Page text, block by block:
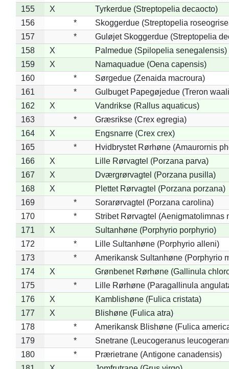
155
X
Tyrkerdue (Streptopelia decaocto)
156
*
Skoggerdue (Streptopelia
157
*
Guløjet Skoggerdue (Streptopelia
158
X
Palmedue (Spilopelia senegalensis)
159
X
Namaquadue (Oena capensis)
160
*
Sørgedue (Zenaida macroura)
161
*
Gulbuget Papegøjedue (Treron
162
X
Vandrikse (Rallus aquaticus)
163
*
Græsrikse (Crex egregia)
164
X
Engsnarre (Crex crex)
165
*
Hvidbrystet Rørhøne (Amaurornis
166
X
Lille Rørvagtel (Porzana parva)
167
X
Dværgrørvagtel (Porzana pusilla)
168
X
Plettet Rørvagtel (Porzana porzana)
169
*
Sorarørvagtel (Porzana carolina)
170
*
Stribet Rørvagtel (Aenigmatolimnas
171
X
Sultanhøne (Porphyrio porphyrio)
172
*
Lille Sultanhøne (Porphyrio alleni)
173
*
Amerikansk Sultanhøne (Porphyrio
174
X
Grønbenet Rørhøne (Gallinula
175
*
Lille Rørhøne (Paragallinula
176
X
Kamblishøne (Fulica cristata)
177
X
Blishøne (Fulica atra)
178
*
Amerikansk Blishøne (Fulica
179
*
Snetrane (Leucogeranus
180
*
Prærietrane (Antigone canadensis)